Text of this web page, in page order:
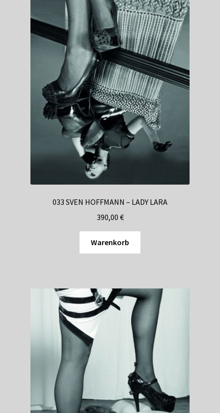
033 SVEN HOFFMANN – LADY LARA
390,00 €
Warenkorb